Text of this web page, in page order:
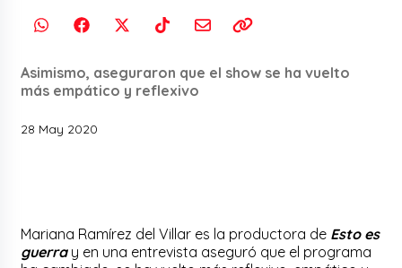
Asimismo, aseguraron que el show se ha vuelto
más empático y reflexivo
28 May 2020
Mariana Ramírez del Villar es la productora de Esto es
guerray en una entrevista aseguró que el programa